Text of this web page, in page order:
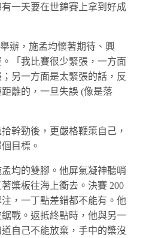
一天要在世錦賽上拿到好成
辦，施孟均懷著期待、興
「我比賽很少緊張，一方面
另一方面是太緊張的話，反
離的，一旦失誤 (像是落
幹勁後，更嚴格鞭策自己，
目標。
均的雙腳。他屏氣凝神聽哨
槳板往海上衝去。決賽 200
，一丁點差錯都不能有。他
戰。返抵終點時，他與另一
自己不能放棄，手中的槳沒